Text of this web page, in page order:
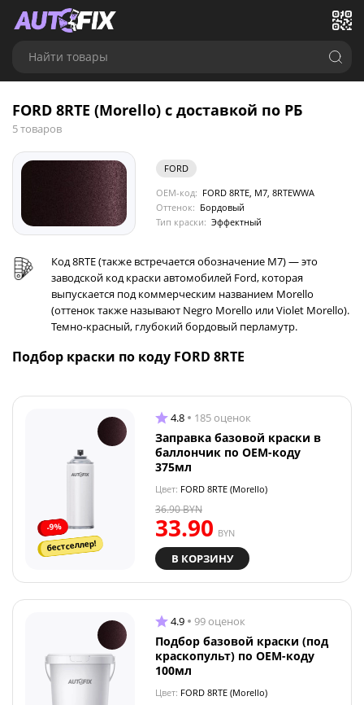
Найти товары
FORD 8RTE (Morello) с доставкой по РБ
5 товаров
FORD
OEM-код: FORD 8RTE, M7, 8RTEWWA
Оттенок: Бордовый
Тип краски: Эффектный
Код 8RTE (также встречается обозначение M7) — это
заводской код краски автомобилей Ford, которая
выпускается под коммерческим названием Morello
(оттенок также называют Negro Morello или Violet Morello).
Темно-красный, глубокий бордовый перламутр.
Подбор краски по коду FORD 8RTE
-9%
бестселлер!
4.8 185 оценок
Заправка базовой краски в
баллончик по OEM-коду
375мл
Цвет: FORD 8RTE (Morello)
33.90 BYN
36.90BYN
В КОРЗИНУ
4.9 99 оценок
Подбор базовой краски (под
краскопульт) по OEM-коду
100мл
Цвет: FORD 8RTE (Morello)